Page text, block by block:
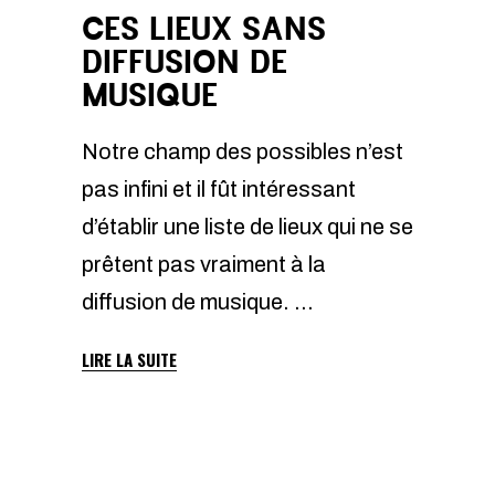
CES LIEUX SANS
DIFFUSION DE
MUSIQUE
Notre champ des possibles n’est
pas infini et il fût intéressant
d’établir une liste de lieux qui ne se
prêtent pas vraiment à la
diffusion de musique.
LIRE LA SUITE